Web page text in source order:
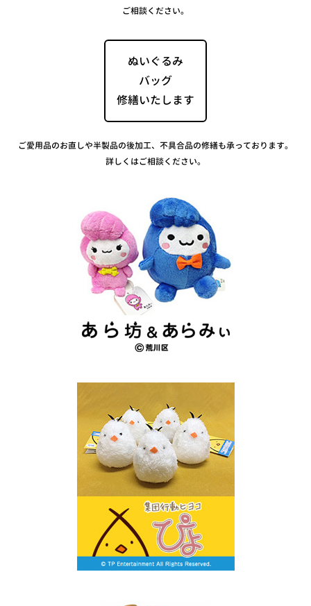
ご相談ください。
ぬいぐるみ
バッグ
修繕いたします
ご愛用品のお直しや半製品の後加工、不具合品の修繕も承っております。
詳しくはご相談ください。